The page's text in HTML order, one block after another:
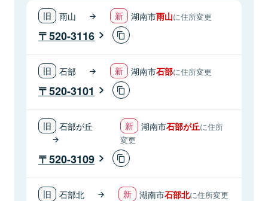
雨山 湖南市雨山に住所変更
520-3116
石部 湖南市石部に住所変更
520-3101
石部が丘 湖南市石部が丘に住所
変更
520-3109
石部北 湖南市石部北に住所変更